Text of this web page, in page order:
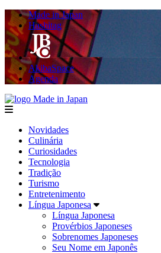
Made in Japan
Hashitag
AkibaSpace
Agenda
menu
Novidades
Culinária
Curiosidades
Tecnologia
Tradição
Turismo
Entretenimento
Língua Japonesa
Língua Japonesa
Provérbios Japoneses
Sobrenomes Japoneses
Seu Nome em Japonês